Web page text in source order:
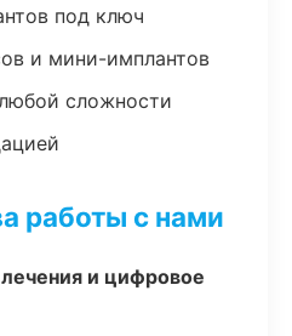
под ключ
и мини-имплантов
сложности
работы с нами
и цифровое